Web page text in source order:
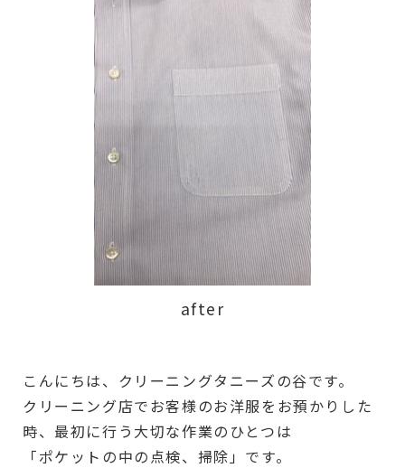
after
こんにちは、クリーニングタニーズの谷です。
クリーニング店でお客様のお洋服をお預かりした
時、最初に行う大切な作業のひとつは
「ポケットの中の点検、掃除」です。